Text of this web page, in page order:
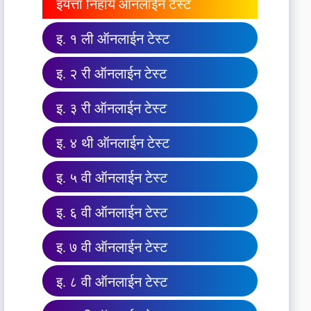
इयत्ता निहाय ऑनलाईन टेस्ट
इ. १ ली ऑनलाईन टेस्ट
इ. २ री ऑनलाईन टेस्ट
इ. ३ री ऑनलाईन टेस्ट
इ. ४ थी ऑनलाईन टेस्ट
इ. ५ वी ऑनलाईन टेस्ट
इ. ६ वी ऑनलाईन टेस्ट
इ. ७ वी ऑनलाईन टेस्ट
इ. ८ वी ऑनलाईन टेस्ट